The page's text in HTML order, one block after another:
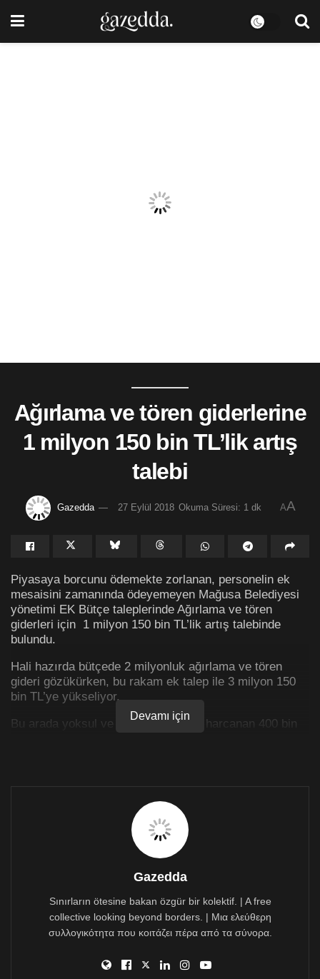
Ağırlama ve tören giderlerine
1 milyon 150 bin TL’lik artış
talebi
Gazedda 27 Eylül 2018 Okuma Süresi: 1 dk AA
Piyasaya borcunu ödemekte zorlanan, personelin ek
mesaisini zamanında ödeyemeyen Mağusa Belediyesi
yönetimi EK Bütçe taleplerinde Ağırlama ve tören
giderleri için 1 milyon 150 bin TL’lik artış talebinde
bulundu.
Hali hazırda bütçede 2 milyonluk ağırlama ve tören
gideri gözükürken, bu rakam ek talep ile 3 milyon 150
bin TL’ye yükseliyor.
Bu arada yoksul ve muhtaç olanlara harcanan 400 bin
Devamı için
Gazedda
Sınırların ötesine bakan özgür bir kolektif. | A free
collective looking beyond borders. | Μια ελεύθερη
συλλογικότητα που κοιτάζει πέρα από τα σύνορα.